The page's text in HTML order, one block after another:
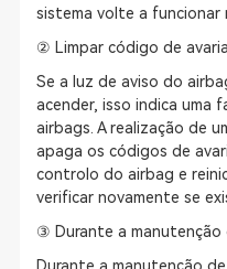
sistema volte a funcionar
② Limpar código de
Se a luz de aviso do
acender, isso indica uma
airbags. A realização de
apaga os códigos de
controlo do airbag e
verificar novamente se
③ Durante a manutenção